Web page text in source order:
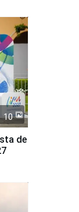
10
de